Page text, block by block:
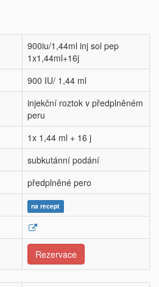
900iu/1,44ml inj sol pep
1x1,44ml+16j
900 IU/ 1,44 ml
injekční roztok v předplněném
peru
1x 1,44 ml + 16 j
subkutánní podání
předplněné pero
na recept
Rezervace